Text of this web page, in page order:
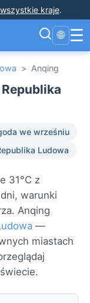
kraje.
🌐 ☰
> Anqing
we wrześniu
Ludowa
31°C z
warunki
Anqing
—
miastach